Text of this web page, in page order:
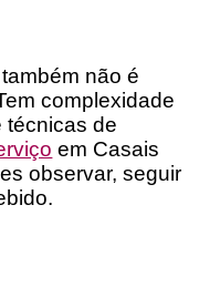
não é
complexidade
técnicas de
em Casais
observar, seguir